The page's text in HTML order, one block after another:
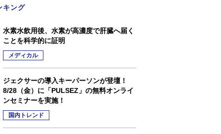
キング
水素水飲用後、水素が高濃度で肝臓へ届く
ことを科学的に証明
メディカル
ジェクサーの導入キーパーソンが登壇！
8/28（金）に「PULSEZ」の無料オンライ
ンセミナーを実施！
国内トレンド